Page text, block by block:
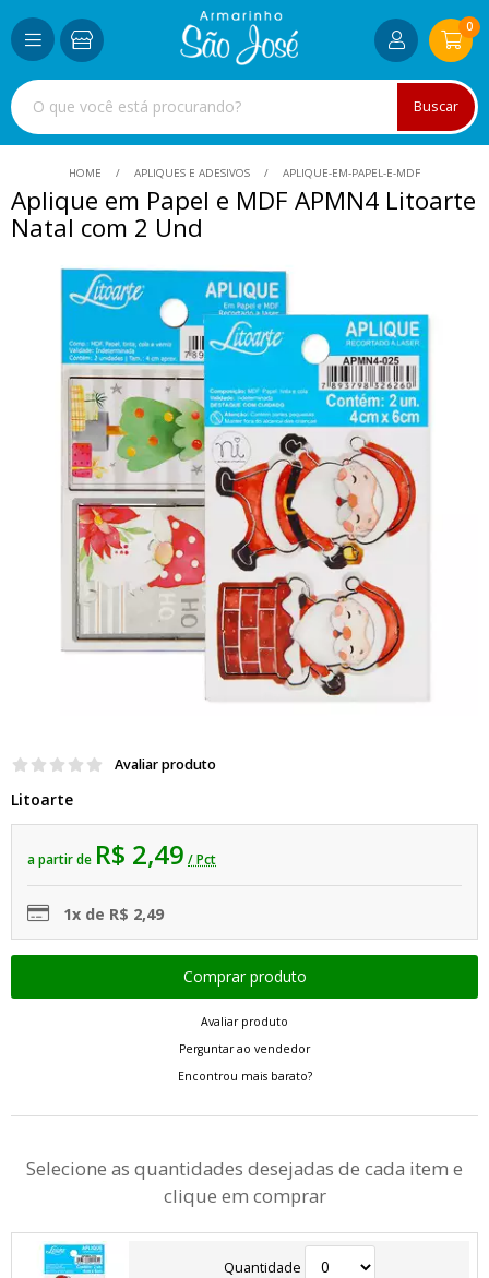
Buscar
0
HOME APLIQUES E ADESIVOS APLIQUE-EM-PAPEL-E-MDF
Aplique em Papel e MDF APMN4 Litoarte
Natal com 2 Und
Avaliar produto
Litoarte
a partir de R$ 2,49 / Pct
1x de R$ 2,49
Avaliar produto
Perguntar ao vendedor
Encontrou mais barato?
Selecione as quantidades desejadas de cada item e
clique em comprar
Quantidade